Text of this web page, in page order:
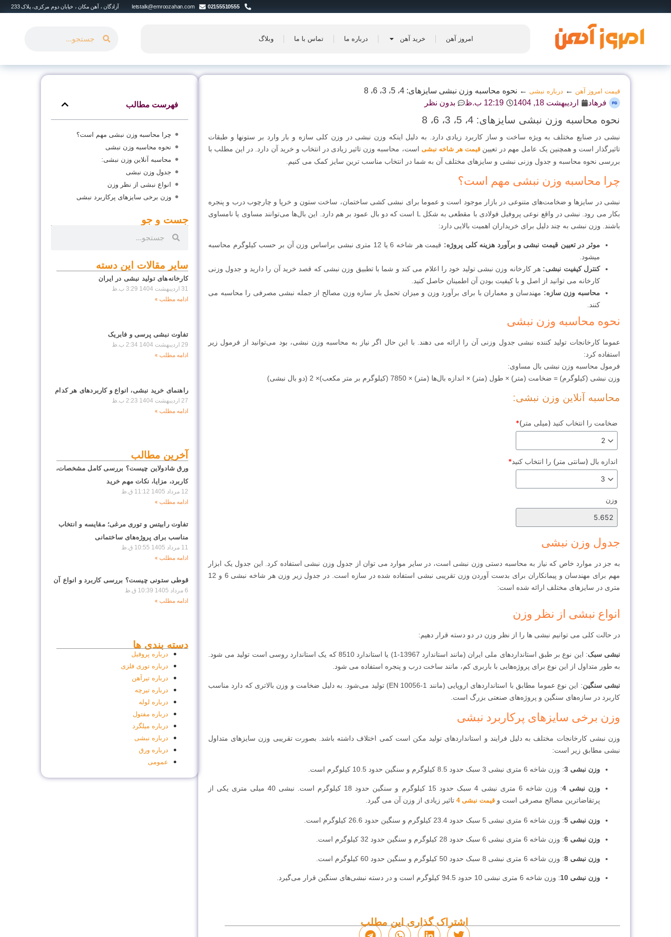
02155510555
letstalk@emroozahan.com آزادگان ، آهن مکان ، خیابان دوم مرکزی، پلاک 233
امروز آهن خرید آهن درباره ما تماس با ما وبلاگ
قیمت امروز آهن ← درباره نبشی ← نحوه محاسبه وزن نبشی سایزهای: 4، 5، 3، 6، 8
فرهاد
اردیبهشت 18, 1404 12:19 ب.ظ بدون نظر
نحوه محاسبه وزن نبشی سایزهای: 4، 5، 3، 6، 8
نبشی در صنایع مختلف به ویژه ساخت و ساز کاربرد زیادی دارد. به دلیل اینکه وزن نبشی در وزن کلی سازه و بار وارد بر ستونها و طبقات
تاثیرگذار است و همچنین یک عامل مهم در تعیین قیمت هر شاخه نبشی است، محاسبه وزن تاثیر زیادی در انتخاب و خرید آن دارد. در این مطلب با
بررسی نحوه محاسبه و جدول وزنی نبشی و سایزهای مختلف آن به شما در انتخاب مناسب ترین سایز کمک می کنیم.
چرا محاسبه وزن نبشی مهم است؟
نبشی‌ در سایزها و ضخامت‌های متنوعی در بازار موجود است و عموما برای نبشی کشی ساختمان، ساخت ستون و خرپا و چارچوب درب و پنجره
بکار می رود. نبشی در واقع نوعی پروفیل فولادی با مقطعی به شکل L است که دو بال عمود بر هم دارد. این بال‌ها می‌توانند مساوی یا نامساوی
باشند. وزن نبشی به چند دلیل برای خریداران اهمیت بالایی دارد:
موثر در تعیین قیمت نبشی و برآورد هزینه کلی پروژه:
قیمت هر شاخه 6 یا 12 متری نبشی براساس وزن آن بر حسب کیلوگرم محاسبه
میشود.
کنترل کیفیت نبشی: هر کارخانه وزن نبشی تولید خود را اعلام می کند و شما با تطبیق وزن نبشی که قصد خرید آن را دارید و جدول وزنی
کارخانه می توانید از اصل و با کیفیت بودن آن اطمینان حاصل کنید.
محاسبه وزن سازه: مهندسان و معماران با برای برآورد وزن و میزان تحمل بار سازه وزن مصالح از جمله نبشی مصرفی را محاسبه می
کنند.
نحوه محاسبه وزن نبشی
عموما کارخانجات تولید کننده نبشی جدول وزنی آن را ارائه می دهند. با این حال اگر نیاز به محاسبه وزن نبشی، بود می‌توانید از فرمول زیر
استفاده کرد:
فرمول محاسبه وزن نبشی بال مساوی:
وزن نبشی (کیلوگرم) = ضخامت (متر) × طول (متر) × اندازه بال‌ها (متر) × 7850 (کیلوگرم بر متر مکعب)× 2 (دو بال نبشی)
محاسبه آنلاین وزن نبشی:
ضخامت را انتخاب کنید (میلی متر)*
اندازه بال (سانتی متر) را انتخاب کنید*
وزن
جدول وزن نبشی
به جز در موارد خاص که نیاز به محاسبه دستی وزن نبشی است، در سایر موارد می توان از جدول وزن نبشی استفاده کرد. این جدول یک ابزار
مهم برای مهندسان و پیمانکاران برای بدست آوردن وزن تقریبی نبشی استفاده شده در سازه است. در جدول زیر وزن هر شاخه نبشی 6 و 12
متری در سایزهای مختلف ارائه شده است:
انواع نبشی از نظر وزن
در حالت کلی می توانیم نبشی ها را از نظر وزن در دو دسته قرار دهیم:
نبشی سبک
: این نوع بر طبق استانداردهای ملی ایران (مانند استاندارد 13967-1) یا استاندارد 8510 که یک استاندارد روسی است تولید می شود.
به طور متداول از این نوع برای پروژه‌هایی با باربری کم، مانند ساخت درب و پنجره استفاده می شود.
نبشی سنگین
: این نوع عموما مطابق با استانداردهای اروپایی (مانند EN 10056-1) تولید می‌شود. به دلیل ضخامت و وزن بالاتری که دارد مناسب
کاربرد در سازه‌های سنگین و پروژه‌های صنعتی بزرگ است.
وزن برخی سایزهای پرکاربرد نبشی
وزن نبشی کارخانجات مختلف به دلیل فرایند و استانداردهای تولید مکن است کمی اختلاف داشته باشد. بصورت تقریبی وزن سایزهای متداول
نبشی مطابق زیر است:
وزن نبشی 3 : وزن شاخه 6 متری نبشی 3 سبک حدود 8.5 کیلوگرم و سنگین حدود 10.5 کیلوگرم است.
وزن نبشی 4
: وزن شاخه 6 متری نبشی 4 سبک حدود 15 کیلوگرم و سنگین حدود 18 کیلوگرم است. نبشی 40 میلی متری یکی از
پرتقاضاترین مصالح مصرفی است و قیمت نبشی 4 تاثیر زیادی از وزن آن می گیرد.
وزن نبشی 5 : وزن شاخه 6 متری نبشی 5 سبک حدود 23.4 کیلوگرم و سنگین حدود 26.6 کیلوگرم است.
وزن نبشی 6 : وزن شاخه 6 متری نبشی 6 سبک حدود 28 کیلوگرم و سنگین حدود 32 کیلوگرم است.
وزن نبشی 8 : وزن شاخه 6 متری نبشی 8 سبک حدود 50 کیلوگرم و سنگین حدود 60 کیلوگرم است.
وزن نبشی 10 : وزن شاخه 6 متری نبشی 10 حدود 94.5 کیلوگرم است و در دسته نبشی‌های سنگین قرار می‌گیرد.
اشتراک گذاری این مطلب
فهرست مطالب
چرا محاسبه وزن نبشی مهم است؟
نحوه محاسبه وزن نبشی
محاسبه آنلاین وزن نبشی:
جدول وزن نبشی
انواع نبشی از نظر وزن
وزن برخی سایزهای پرکاربرد نبشی
جست و جو
سایر مقالات این دسته
کارخانه‌های تولید نبشی در ایران
31 اردیبهشت 1404
3:29 ب.ظ
ادامه مطلب »
تفاوت نبشی پرسی و فابریک
29 اردیبهشت 1404
2:34 ب.ظ
ادامه مطلب »
راهنمای خرید نبشی، انواع و کاربردهای هر کدام
27 اردیبهشت 1404
2:23 ب.ظ
ادامه مطلب »
آخرین مطالب
ورق شادولاین چیست؟ بررسی کامل مشخصات،
کاربرد، مزایا، نکات مهم خرید
12 مرداد 1405
11:12 ق.ظ
ادامه مطلب »
تفاوت رابیتس و توری مرغی؛ مقایسه و انتخاب
مناسب برای پروژه‌های ساختمانی
11 مرداد 1405
10:55 ق.ظ
ادامه مطلب »
قوطی ستونی چیست؟ بررسی کاربرد و انواع آن
6 مرداد 1405
10:39 ق.ظ
ادامه مطلب »
دسته بندی ها
درباره پروفیل
درباره توری فلزی
درباره تیر‌آهن
درباره تیرچه
درباره لوله
درباره مفتول
درباره میلگرد
درباره نبشی
درباره ورق
عمومی